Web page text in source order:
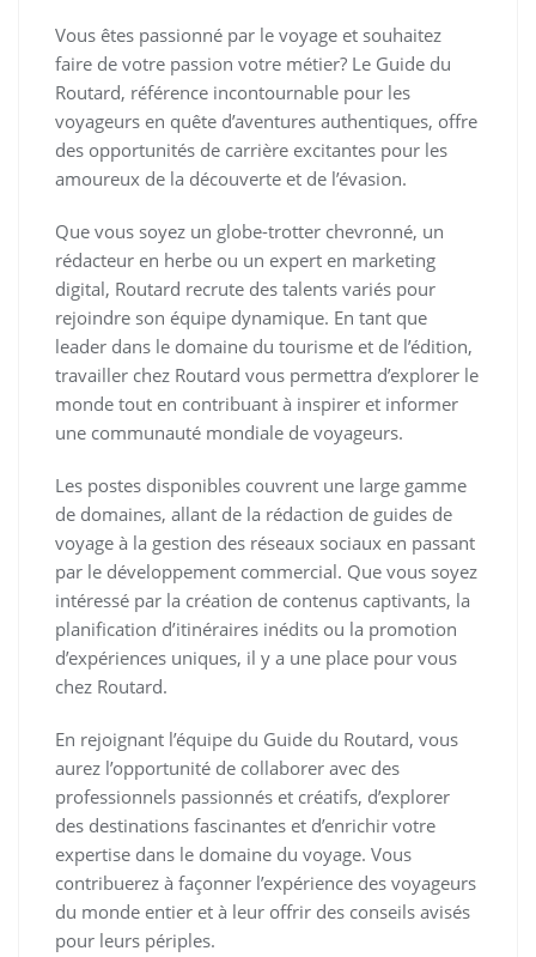
Vous êtes passionné par le voyage et souhaitez
faire de votre passion votre métier? Le Guide du
Routard, référence incontournable pour les
voyageurs en quête d’aventures authentiques, offre
des opportunités de carrière excitantes pour les
amoureux de la découverte et de l’évasion.
Que vous soyez un globe-trotter chevronné, un
rédacteur en herbe ou un expert en marketing
digital, Routard recrute des talents variés pour
rejoindre son équipe dynamique. En tant que
leader dans le domaine du tourisme et de l’édition,
travailler chez Routard vous permettra d’explorer le
monde tout en contribuant à inspirer et informer
une communauté mondiale de voyageurs.
Les postes disponibles couvrent une large gamme
de domaines, allant de la rédaction de guides de
voyage à la gestion des réseaux sociaux en passant
par le développement commercial. Que vous soyez
intéressé par la création de contenus captivants, la
planification d’itinéraires inédits ou la promotion
d’expériences uniques, il y a une place pour vous
chez Routard.
En rejoignant l’équipe du Guide du Routard, vous
aurez l’opportunité de collaborer avec des
professionnels passionnés et créatifs, d’explorer
des destinations fascinantes et d’enrichir votre
expertise dans le domaine du voyage. Vous
contribuerez à façonner l’expérience des voyageurs
du monde entier et à leur offrir des conseils avisés
pour leurs périples.